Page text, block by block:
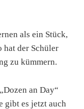
als ein Stück,
hat der Schüler
zu kümmern.
an Day“
gibt es jetzt auch